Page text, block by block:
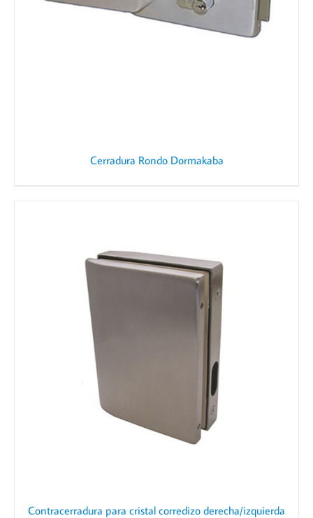
Cerradura Rondo Dormakaba
Contracerradura para cristal corredizo derecha/izquierda